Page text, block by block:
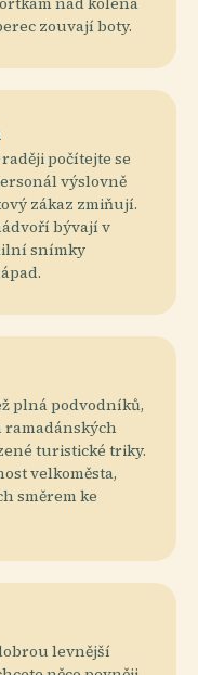
zouvají boty.
počítejte se
výslovně
zákaz zmiňují.
bývají v
snímky
plná podvodníků,
ramadánských
turistické triky.
velkoměsta,
směrem ke
levnější